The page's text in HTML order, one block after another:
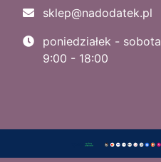
sklep@nadodatek.pl
poniedziałek - sobota
9:00 - 18:00